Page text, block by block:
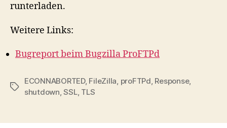
runterladen.
Weitere Links:
Bugreport beim Bugzilla ProFTPd
Schlagwörter
ECONNABORTED, FileZilla, proFTPd, Response,
shutdown,SSL, TLS